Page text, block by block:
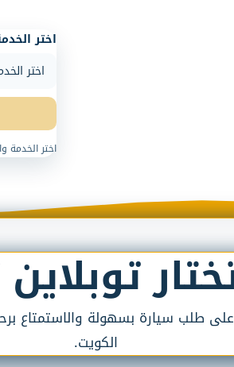
اختر
اختر الخدمة
طلب سيارة بسهولة والاستمتاع
الكويت.